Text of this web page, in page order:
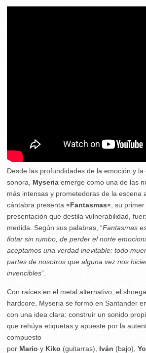
Desde las profundidades de la emoción y la
sonora, Myseria emerge como una de las
más intensas y prometedoras de la escena
cántabra presenta «Fantasmas» , su
presentación que destila vulnerabilidad,
medida. Según sus palabras, “Fantasmas
flotar sin rumbo, de perder el norte
aceptamos una verdad inevitable: todo
partes de nosotros que alguna vez nos
invencibles”.
Con raíces en el metal alternativo, el
hardcore, Myseria se formó en Santander
con una idea clara: construir un sonido
que rehúya etiquetas y apueste por la
compuesto
por Mario y Kiko (guitarras), Iván (bajo),